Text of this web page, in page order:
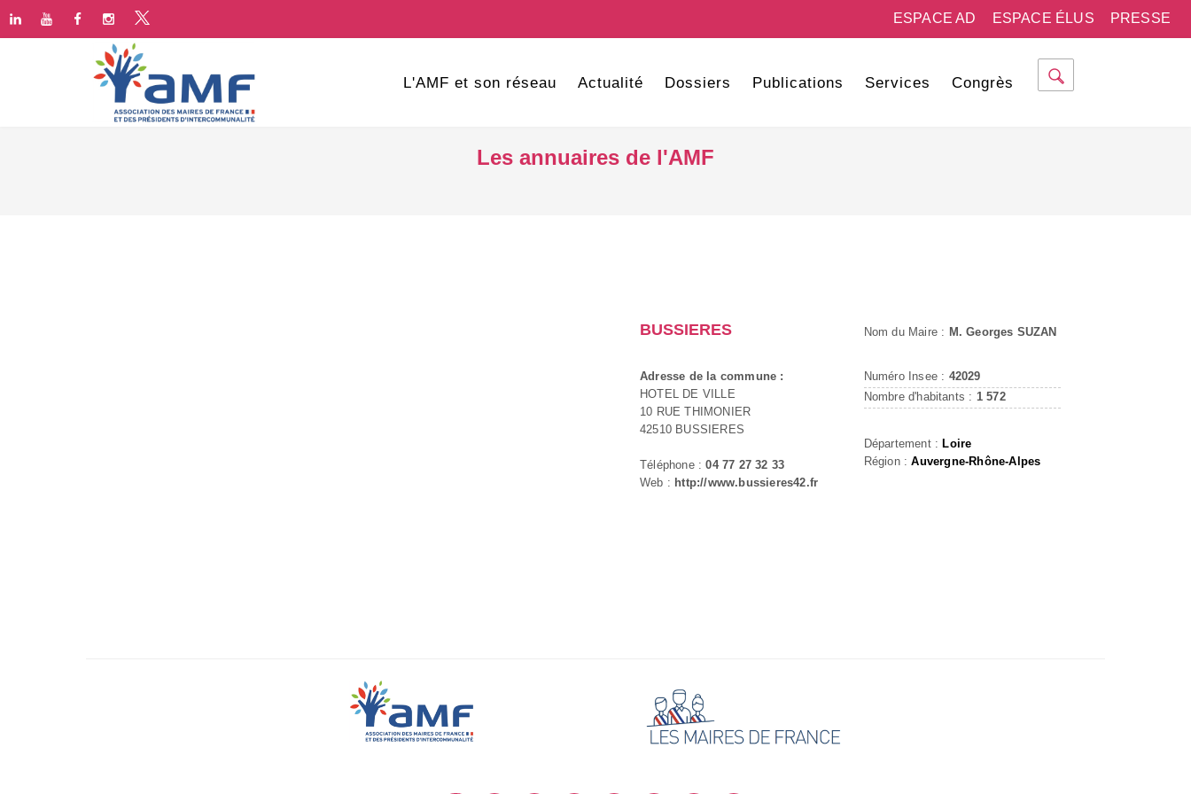
PRESSE
ESPACE ÉLUS
ESPACE AD
L'AMF et son réseau Actualité Dossiers Publications Services Congrès
Les annuaires de l'AMF
BUSSIERES
Adresse de la commune :
HOTEL DE VILLE
10 RUE THIMONIER
42510 BUSSIERES
Téléphone :04 77 27 32 33
Web : http://www.bussieres42.fr
Nom du Maire : M. Georges SUZAN
Numéro Insee : 42029
Nombre d'habitants : 1 572
Département : Loire
Région :Auvergne-Rhône-Alpes